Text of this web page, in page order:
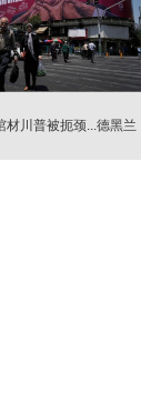
材川普被扼颈...德黑兰